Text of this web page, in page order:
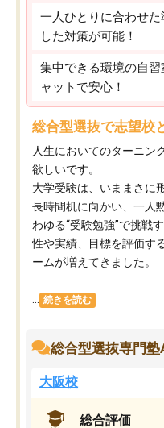
一人ひとりに合わせ
した対策が可能！
集中できる環境の自
ャットで安心！
総合型選抜で志望校
人生においてのターニン
欲しいです。
大学受験は、いままさに
長時間机に向かい、一人
わゆる“受験勉強”で挑戦
性や実績、目標を評価す
ームが増えてきました。
続きを読む
総合型選抜専門塾
大阪校
総合評価